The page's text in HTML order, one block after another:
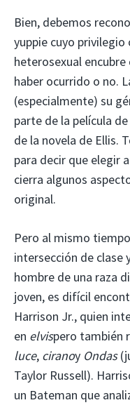
Bien, debemos
yuppie cuyo
heterosexual
haber ocurrido o no.
(especialmente) su
parte de la película
de la novela de Ellis.
para decir que elegir
cierra algunos
original.
Pero al mismo
intersección de clase
hombre de una raza
joven, es difícil
Harrison Jr., quien
en elvispero también
luce, ciranoy Ondas
Taylor Russell).
un Bateman que